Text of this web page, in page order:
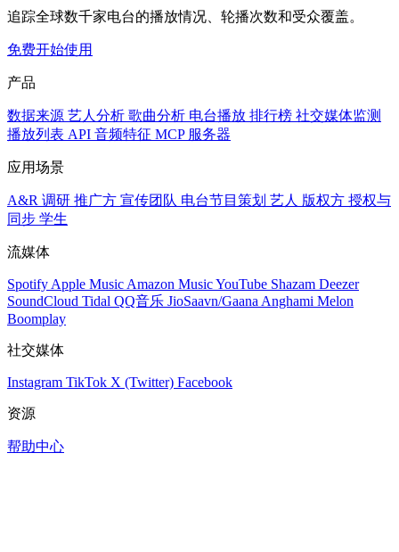
追踪全球数千家电台的播放情况、轮播次数和受众覆盖。
免费开始使用
产品
数据来源 艺人分析 歌曲分析 电台播放 排行榜 社交媒体监测
播放列表 API 音频特征 MCP 服务器
应用场景
A&R 调研 推广方 宣传团队 电台节目策划 艺人 版权方 授权与
同步 学生
流媒体
Spotify Apple Music Amazon MusicYouTube Shazam Deezer
SoundCloud Tidal QQ音乐 JioSaavn/Gaana Anghami Melon
Boomplay
社交媒体
Instagram TikTok X (Twitter) Facebook
资源
帮助中心